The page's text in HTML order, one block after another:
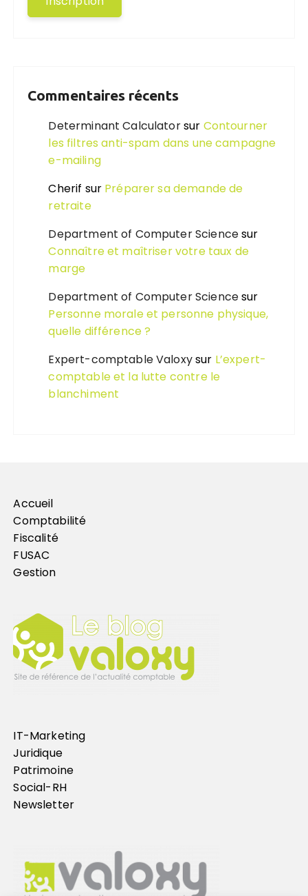
Commentaires récents
Determinant Calculatorsur Contourner
les filtres anti-spam dans une campagne
e-mailing
Cherif sur Préparer sa demande de
retraite
Department of Computer Sciencesur
Connaître et maîtriser votre taux de
marge
Department of Computer Sciencesur
Personne morale et personne physique,
quelle différence ?
Expert-comptable Valoxysur L’expert-
comptable et la lutte contre le
blanchiment
Accueil
Comptabilité
Fiscalité
FUSAC
Gestion
IT-Marketing
Juridique
Patrimoine
Social-RH
Newsletter